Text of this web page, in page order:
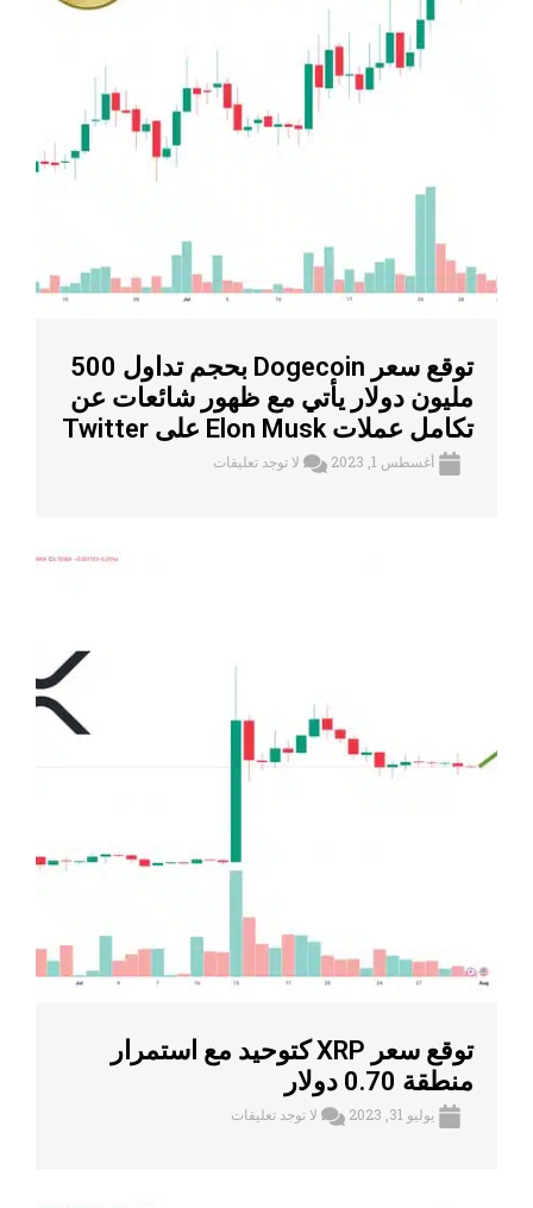
توقع سعر Dogecoin بحجم تداول 500
مليون دولار يأتي مع ظهور شائعات عن
تكامل عملات Elon Musk على Twitter
أغسطس 1, 2023 لا توجد تعليقات
توقع سعر XRP كتوحيد مع استمرار
منطقة 0.70 دولار
يوليو 31, 2023 لا توجد تعليقات